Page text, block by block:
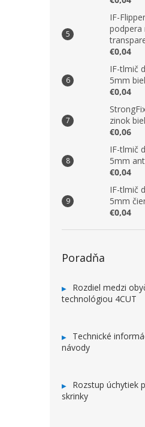
IF-
podpera
€0,04
IF-tlmič
5mm
€0,04
zinok
€0,06
IF-tlmič
5mm
€0,04
IF-tlmič
5mm
€0,04
Poradňa
Rozdiel medzi
technológiou 4CUT
Technické
návody
Rozstup úchytiek
skrinky